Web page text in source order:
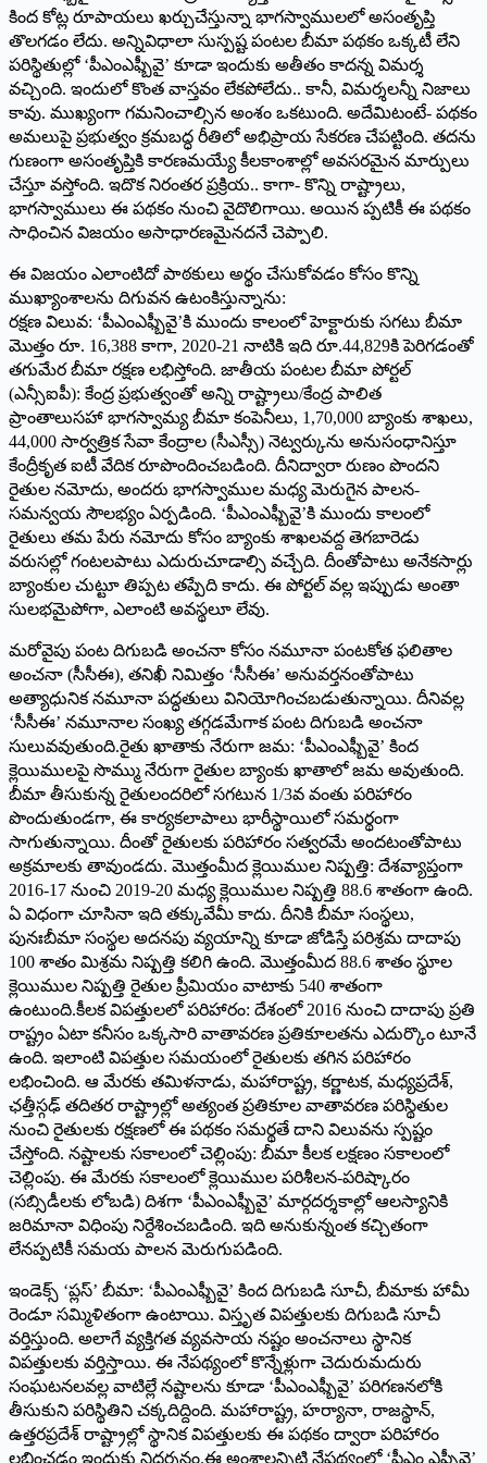
కింద కోట్ల రూపాయలు ఖర్చుచేస్తున్నా భాగస్వాములలో అసంతృప్తి
తొలగడం లేదు. అన్నివిధాలా సుస్పష్ట పంటల బీమా పథకం ఒక్కటీ లేని
పరిస్థితుల్లో ‘పీఎంఎఫ్బీవై’ కూడా ఇందుకు అతీతం కాదన్న విమర్శ
వచ్చింది. ఇందులో కొంత వాస్తవం లేకపోలేదు.. కానీ, విమర్శలన్నీ నిజాలు
కావు. ముఖ్యంగా గమనించాల్సిన అంశం ఒకటుంది. అదేమిటంటే- పథకం
అమలుపై ప్రభుత్వం క్రమబద్ధ రీతిలో అభిప్రాయ సేకరణ చేపట్టింది. తదను
గుణంగా అసంతృప్తికి కారణమయ్యే కీలకాంశాల్లో అవసరమైన మార్పులు
చేస్తూ వస్తోంది. ఇదొక నిరంతర ప్రక్రియ.. కాగా- కొన్ని రాష్ట్రాలు,
భాగస్వాములు ఈ పథకం నుంచి వైదొలిగాయి. అయిన ప్పటికీ ఈ పథకం
సాధించిన విజయం అసాధారణమైనదనే చెప్పాలి.
ఈ విజయం ఎలాంటిదో పాఠకులు అర్థం చేసుకోవడం కోసం కొన్ని
ముఖ్యాంశాలను దిగువన ఉటంకిస్తున్నాను:
రక్షణ విలువ: ‘పీఎంఎఫ్బీవై’కి ముందు కాలంలో హెక్టారుకు సగటు బీమా
మొత్తం రూ. 16,388 కాగా, 2020-21 నాటికి ఇది రూ.44,829కి పెరిగడంతో
తగుమేర బీమా రక్షణ లభిస్తోంది. జాతీయ పంటల బీమా పోర్టల్‌
(ఎన్సీఐపీ): కేంద్ర ప్రభుత్వంతో అన్ని రాష్ట్రాలు/కేంద్ర పాలిత
ప్రాంతాలుసహా భాగస్వామ్య బీమా కంపెనీలు, 1,70,000 బ్యాంకు శాఖలు,
44,000 సార్వత్రిక సేవా కేంద్రాల (సీఎస్సీ) నెట్వర్కును అనుసంధానిస్తూ
కేంద్రీకృత ఐటీ వేదిక రూపొందించబడింది. దీనిద్వారా రుణం పొందని
రైతుల నమోదు, అందరు భాగస్వాముల మధ్య మెరుగైన పాలన-
సమన్వయ సౌలభ్యం ఏర్పడింది. ‘పీఎంఎఫ్బీవై’కి ముందు కాలంలో
రైతులు తమ పేరు నమోదు కోసం బ్యాంకు శాఖలవద్ద తెగబారెడు
వరుసల్లో గంటలపాటు ఎదురుచూడాల్సి వచ్చేది. దీంతోపాటు అనేకసార్లు
బ్యాంకుల చుట్టూ తిప్పట తప్పేది కాదు. ఈ పోర్టల్‌ ‌వల్ల ఇప్పుడు అంతా
సులభమైపోగా, ఎలాంటి అవస్థలూ లేవు.
మరోవైపు పంట దిగుబడి అంచనా కోసం నమూనా పంటకోత ఫలితాల
అంచనా (సీసీఈ), తనిఖీ నిమిత్తం ‘సీసీఈ’ అనువర్తనంతోపాటు
అత్యాధునిక నమూనా పద్ధతులు వినియోగించబడుతున్నాయి. దీనివల్ల
‘సీసీఈ’ నమూనాల సంఖ్య తగ్గడమేగాక పంట దిగుబడి అంచనా
సులువవుతుంది.రైతు ఖాతాకు నేరుగా జమ: ‘పీఎంఎఫ్బీవై’ కింద
క్లెయిములపై సొమ్ము నేరుగా రైతుల బ్యాంకు ఖాతాలో జమ అవుతుంది.
బీమా తీసుకున్న రైతులందరిలో సగటున 1/3వ వంతు పరిహారం
పొందుతుండగా, ఈ కార్యకలాపాలు భారీస్థాయిలో సమర్థంగా
సాగుతున్నాయి. దీంతో రైతులకు పరిహారం సత్వరమే అందటంతోపాటు
అక్రమాలకు తావుండదు. మొత్తంమీద క్లెయిముల నిష్పత్తి: దేశవ్యాప్తంగా
2016-17 నుంచి 2019-20 మధ్య క్లెయిముల నిష్పత్తి 88.6 శాతంగా ఉంది.
ఏ విధంగా చూసినా ఇది తక్కువేమీ కాదు. దీనికి బీమా సంస్థలు,
పునఃబీమా సంస్థల అదనపు వ్యయాన్ని కూడా జోడిస్తే పరిశ్రమ దాదాపు
100 శాతం మిశ్రమ నిష్పత్తి కలిగి ఉంది. మొత్తంమీద 88.6 శాతం స్థూల
క్లెయిముల నిష్పత్తి రైతుల ప్రీమియం వాటాకు 540 శాతంగా
ఉంటుంది.కీలక విపత్తులలో పరిహారం: దేశంలో 2016 నుంచి దాదాపు ప్రతి
రాష్ట్రం ఏటా కనీసం ఒక్కసారి వాతావరణ ప్రతికూలతను ఎదుర్కొం టూనే
ఉంది. ఇలాంటి విపత్తుల సమయంలో రైతులకు తగిన పరిహారం
లభించింది. ఆ మేరకు తమిళనాడు, మహారాష్ట్ర, కర్ణాటక, మధ్యప్రదేశ్‌,
‌ఛత్తీస్గఢ్‌ ‌తదితర రాష్ట్రాల్లో అత్యంత ప్రతికూల వాతావరణ పరిస్థితుల
నుంచి రైతులకు రక్షణలో ఈ పథకం సమర్థతే దాని విలువను స్పష్టం
చేస్తోంది. నష్టాలకు సకాలంలో చెల్లింపు: బీమా కీలక లక్షణం సకాలంలో
చెల్లింపు. ఈ మేరకు సకాలంలో క్లెయిముల పరిశీలన-పరిష్కారం
(సబ్సిడీలకు లోబడి) దిశగా ‘పీఎంఎఫ్బీవై’ మార్గదర్శకాల్లో ఆలస్యానికి
జరిమానా విధింపు నిర్దేశించబడింది. ఇది అనుకున్నంత కచ్చితంగా
లేనప్పటికీ సమయ పాలన మెరుగుపడింది.
ఇండెక్స్ ‘‌ప్లస్‌’ ‌బీమా: ‘పీఎంఎఫ్బీవై’ కింద దిగుబడి సూచీ, బీమాకు హామీ
రెండూ సమ్మిళితంగా ఉంటాయి. విస్తృత విపత్తులకు దిగుబడి సూచీ
వర్తిస్తుంది. అలాగే వ్యక్తిగత వ్యవసాయ నష్టం అంచనాలు స్థానిక
విపత్తులకు వర్తిస్తాయి. ఈ నేపథ్యంలో కొన్నేళ్లుగా చెదురుమదురు
సంఘటనలవల్ల వాటిల్లే నష్టాలను కూడా ‘పీఎంఎఫ్బీవై’ పరిగణనలోకి
తీసుకుని పరిస్థితిని చక్కదిద్దింది. మహారాష్ట్ర, హర్యానా, రాజస్థాన్‌,
ఉత్తరప్రదేశ్‌ ‌రాష్ట్రాల్లో స్థానిక విపత్తులకు ఈ పథకం ద్వారా పరిహారం
లభించడం ఇందుకు నిదర్శనం.ఈ అంశాలన్నిటి నేపథ్యంలో ‘పీఎం ఎఫ్బీవై’